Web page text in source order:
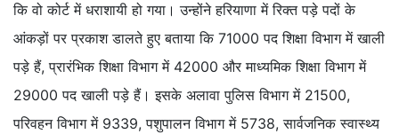
कि वो कोर्ट में धराशायी हो गया। उन्होंने हरियाणा में रिक्त पड़े पदों के
आंकड़ों पर प्रकाश डालते हुए बताया कि 71000 पद शिक्षा विभाग में खाली
पड़े हैं, प्रारंभिक शिक्षा विभाग में 42000 और माध्यमिक शिक्षा विभाग में
29000 पद खाली पड़े हैं। इसके अलावा पुलिस विभाग में 21500,
परिवहन विभाग में 9339, पशुपालन विभाग में 5738, सार्वजनिक स्वास्थ्य